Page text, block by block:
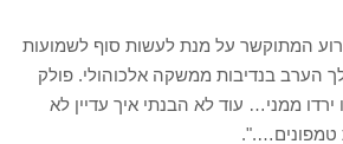
המתוקשר על מנת לעשות סוף לשמועות
הערב בנדיבות ממשקה אלכוהולי. פולק
ירדו ממני… עוד לא הבנתי איך עדיין לא
טמפונים….".